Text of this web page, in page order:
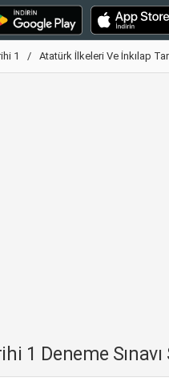
1 Atatürk İlkeleri Ve İnkılap
1 Deneme